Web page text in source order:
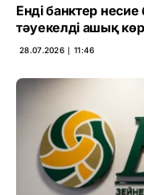
Енді банктер
тәуекелді ашық
28.07.2026 ∣ 11:46